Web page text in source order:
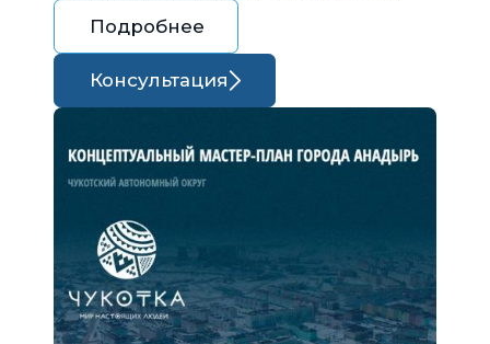
Подробнее
Консультация